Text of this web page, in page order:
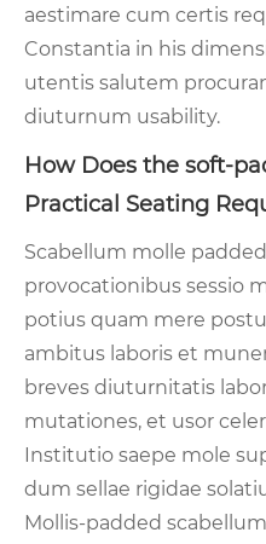
aestimare cum certis
Constantia in his
utentis salutem
diuturnum usability.
How Does the soft-
Practical Seating
Scabellum molle
provocationibus sessio
potius quam mere
ambitus laboris et
breves diuturnitatis
mutationes, et usor
Institutio saepe mole
dum sellae rigidae
Mollis-padded